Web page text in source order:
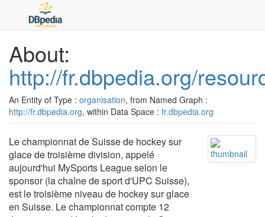
About:
http://fr.dbpedia.org/
An Entity of Type : organisation, from Named Graph :
http://fr.dbpedia.org, within Data Space : fr.dbpedia.org
Le championnat de Suisse de hockey sur
glace de troisième division, appelé
aujourd'hui MySports League selon le
sponsor (la chaîne de sport d'UPC Suisse),
est le troisième niveau de hockey sur glace
en Suisse. Le championnat compte 12